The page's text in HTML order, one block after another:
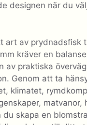
designen när du
art av prydnadsfisk
kräver en
av praktiska
Genom att ta
klimatet,
matvanor,
du skapa en